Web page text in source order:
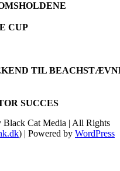
CUP
TIL
SUCCES
Black Cat Media | All Rights
) | Powered by WordPress